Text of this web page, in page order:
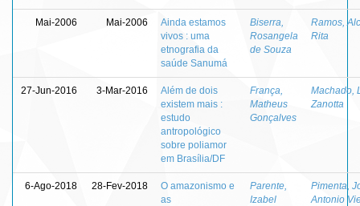
Mai-2006 Mai-2006
Ainda estamos
vivos : uma
etnografia da
saúde Sanumá
Biserra,
Rosangela
de Souza
Ramos,
Rita
27-Jun-2016 3-Mar-2016
Além de dois
existem mais :
estudo
antropológico
sobre poliamor
em Brasília/DF
França,
Matheus
Gonçalves
Machado,
Zanotta
6-Ago-2018 28-Fev-2018
O amazonismo e
as
Parente,
Izabel
Pimenta,
Antonio